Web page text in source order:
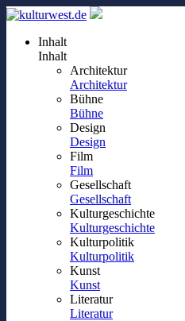
Inhalt
Inhalt
Architektur
Architektur
Bühne
Bühne
Design
Design
Film
Film
Gesellschaft
Gesellschaft
Kulturgeschichte
Kulturgeschichte
Kulturpolitik
Kulturpolitik
Kunst
Kunst
Literatur
Literatur